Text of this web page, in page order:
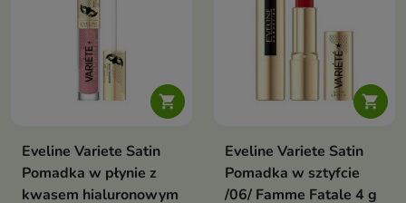

Eveline Variete Satin
Pomadka w płynie z
kwasem hialuronowym

Eveline Variete Satin
Pomadka w sztyfcie
/06/ Famme Fatale 4 g